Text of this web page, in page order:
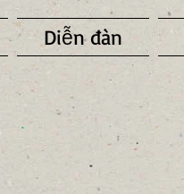
Diễn đàn